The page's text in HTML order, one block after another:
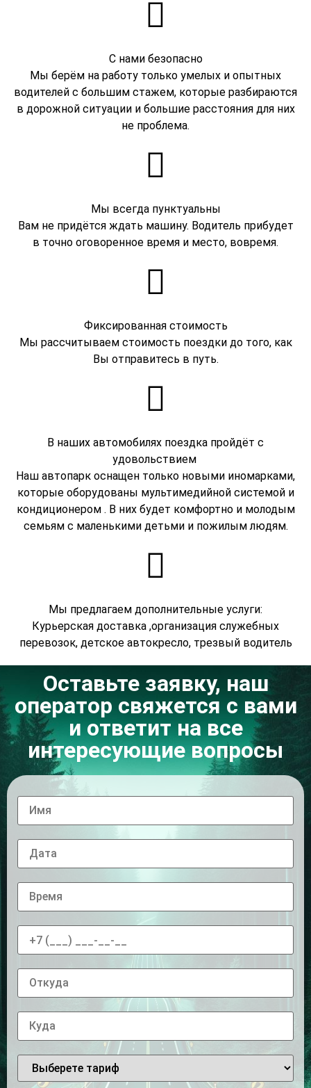
С нами безопасно
Мы берём на работу только умелых и опытных
водителей с большим стажем, которые разбираются
в дорожной ситуации и большие расстояния для них
не проблема.
Мы всегда пунктуальны
Вам не придётся ждать машину. Водитель прибудет
в точно оговоренное время и место, вовремя.
Фиксированная стоимость
Мы рассчитываем стоимость поездки до того, как
Вы отправитесь в путь.
В наших автомобилях поездка пройдёт с
удовольствием
Наш автопарк оснащен только новыми иномарками,
которые оборудованы мультимедийной системой и
кондиционером . В них будет комфортно и молодым
семьям с маленькими детьми и пожилым людям.
Мы предлагаем дополнительные услуги:
Курьерская доставка ,организация служебных
перевозок, детское автокресло, трезвый водитель
Оставьте заявку, наш
оператор свяжется с вами
и ответит на все
интересующие вопросы